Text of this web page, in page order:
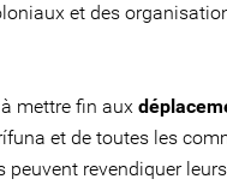
et des
mettre fin aux
et de toutes les
peuvent revendiquer